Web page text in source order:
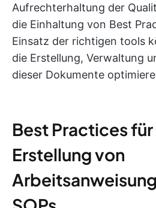
Aufrechterhaltung der
die Einhaltung von Best
Einsatz der richtigen tools
die Erstellung, Verwaltung
dieser Dokumente
Best Practices
Erstellung von